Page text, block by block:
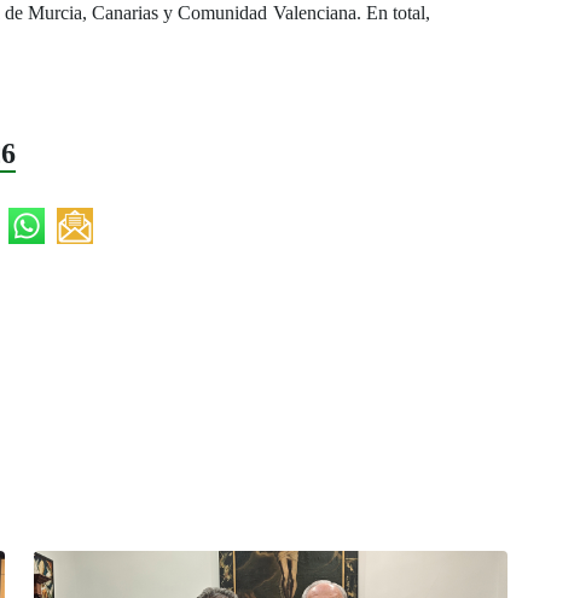
Murcia, Canarias y Comunidad Valenciana. En total,